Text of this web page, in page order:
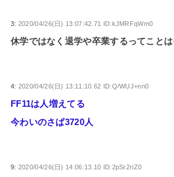
3: 2020/04/26(日) 13:07:42.71 ID:kJMRFqWm0
休学ではなく退学や卒業するってこと
4: 2020/04/26(日) 13:11:10.62 ID:Q/WUJ+nn0
FF11は人増えてる
今わいのさば3720人
9: 2020/04/26(日) 14:06:13.10 ID:2pSr2riZ0